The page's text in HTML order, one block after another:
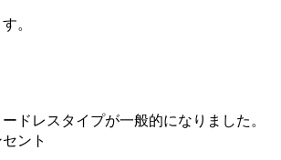
。
ドレスタイプが一般的になりました。
ント